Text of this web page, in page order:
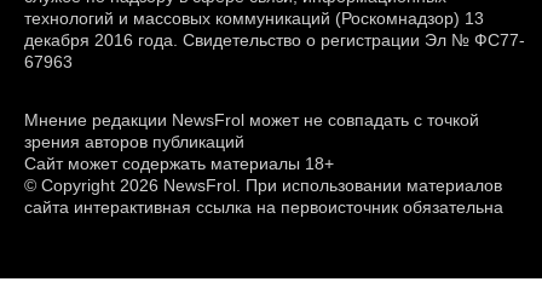
технологий и массовых коммуникаций (Роскомнадзор) 13
декабря 2016 года. Свидетельство о регистрации Эл № ФС77-
67963
Мнение редакции NewsFrol может не совпадать с точкой
зрения авторов публикаций
Сайт может содержать материалы 18+
© Copyright 2026 NewsFrol. При использовании материалов
сайта интерактивная ссылка на первоисточник обязательна